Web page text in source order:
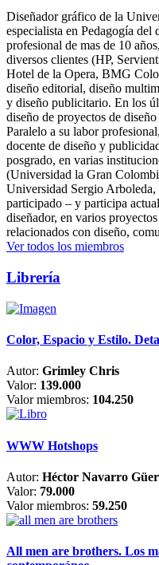
Diseñador gráfico de la
especialista en Pedagogía del
profesional de mas de 10
diversos clientes (HP,
Hotel de la Opera, BMG
diseño editorial, diseño
y diseño publicitario. En los
diseño de proyectos de
Paralelo a su labor
docente de diseño y
posgrado, en varias
(Universidad la Gran
Universidad Sergio Arboleda,
participado – y participa
diseñador, en varios
relacionados con diseño,
Ver todos los miembros
Librería
Color, Espacio y Estilo.
Autor: Grimley Chris
Valor: 139.000
Valor miembros: 104.250
WWW Hotshops
Autor: Héctor Navarro
Valor: 79.000
Valor miembros: 59.250
All men are brothers. Los